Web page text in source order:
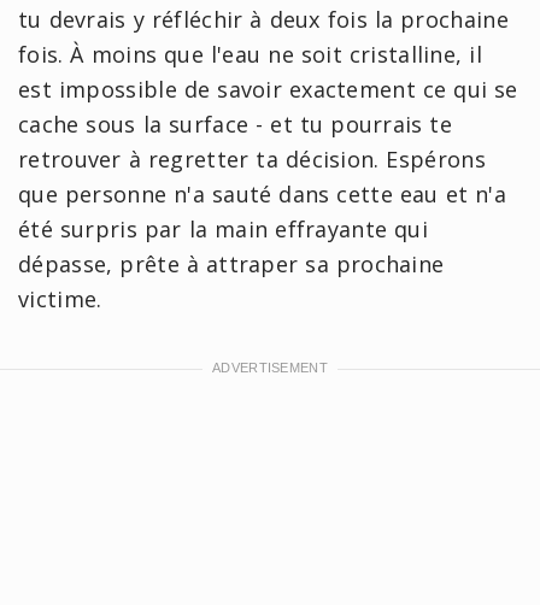
tu devrais y réfléchir à deux fois la prochaine
fois. À moins que l'eau ne soit cristalline, il
est impossible de savoir exactement ce qui se
cache sous la surface - et tu pourrais te
retrouver à regretter ta décision. Espérons
que personne n'a sauté dans cette eau et n'a
été surpris par la main effrayante qui
dépasse, prête à attraper sa prochaine
victime.